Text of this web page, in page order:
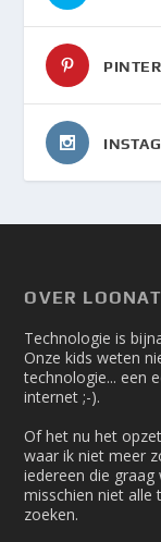
OVER
Technologie is
Onze kids weten
technologie... een
internet ;-).
Of het nu het
waar ik niet meer
iedereen die
misschien niet
zoeken.